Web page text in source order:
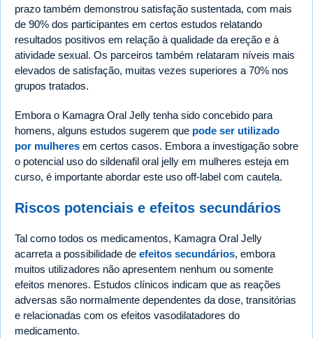
prazo também demonstrou satisfação sustentada, com mais
de 90% dos participantes em certos estudos relatando
resultados positivos em relação à qualidade da ereção e à
atividade sexual. Os parceiros também relataram níveis mais
elevados de satisfação, muitas vezes superiores a 70% nos
grupos tratados.
Embora o Kamagra Oral Jelly tenha sido concebido para
homens, alguns estudos sugerem que pode ser utilizado
por mulheres em certos casos. Embora a investigação sobre
o potencial uso do sildenafil oral jelly em mulheres esteja em
curso, é importante abordar este uso off-label com cautela.
Riscos potenciais e efeitos secundários
Tal como todos os medicamentos, Kamagra Oral Jelly
acarreta a possibilidade de efeitos secundários, embora
muitos utilizadores não apresentem nenhum ou somente
efeitos menores. Estudos clínicos indicam que as reações
adversas são normalmente dependentes da dose, transitórias
e relacionadas com os efeitos vasodilatadores do
medicamento.